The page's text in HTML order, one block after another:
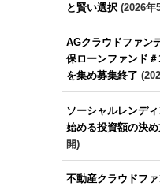
と賢い選択(2026年
AGクラウドファン
保ローンファンド
を集め募集終了
ソーシャルレンデ
始める投資額の決め
開)
不動産クラウドフ